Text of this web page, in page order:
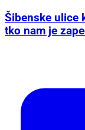
Šibenske ulice
tko nam je